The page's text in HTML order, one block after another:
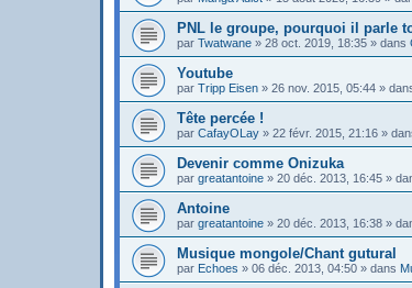
PNL le groupe, pourquoi il parle
par Twatwane » 28 oct. 2019, 18:35 » dans
Youtube
par Tripp Eisen » 26 nov. 2015, 05:44 »
Tête percée !
par CafayOLay » 22 févr. 2015, 21:16 »
Devenir comme Onizuka
par greatantoine » 20 déc. 2013, 16:45 »
Antoine
par greatantoine » 20 déc. 2013, 16:38 »
Musique mongole/Chant gutural
par Echoes » 06 déc. 2013, 04:50 » dans